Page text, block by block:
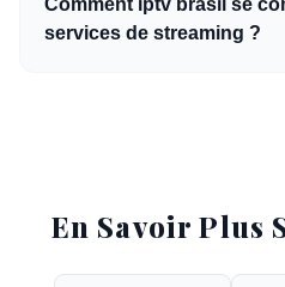
services de streaming ?
En Savoir Plus